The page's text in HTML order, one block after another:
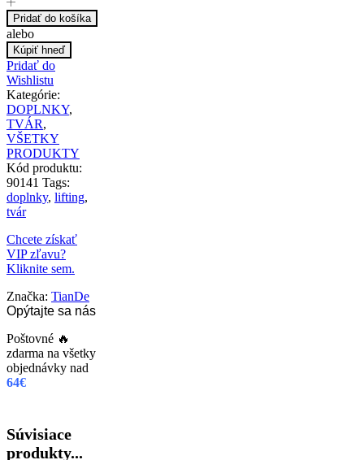
Pridať do košíka
alebo
Kúpiť hneď
Pridať do
Wishlistu
Kategórie:
DOPLNKY,
TVÁR,
VŠETKY
PRODUKTY
Kód produktu:
90141 Tags:
doplnky, lifting,
tvár
Chcete získať
VIP zľavu?
Kliknite sem.
Značka: TianDe
Opýtajte sa nás
Poštovné 🔥
zdarma na všetky
objednávky nad
64€
Súvisiace
produkty...